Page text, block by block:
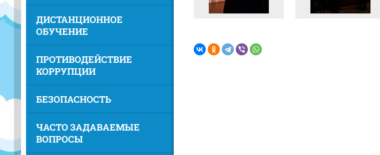
ДИСТАНЦИОННОЕ
ОБУЧЕНИЕ
ПРОТИВОДЕЙСТВИЕ
КОРРУПЦИИ
БЕЗОПАСНОСТЬ
ЧАСТО ЗАДАВАЕМЫЕ
ВОПРОСЫ